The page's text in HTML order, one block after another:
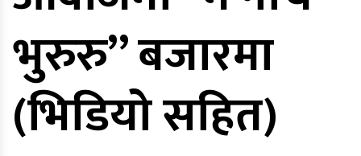
भुरुरु” बजारमा
(भिडियो सहित)